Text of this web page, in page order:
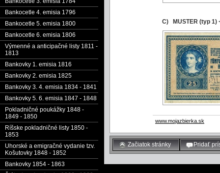
Bankocetle 4. emisia 1796
Bankocetle 5. emisia 1800
Bankocetle 6. emisia 1806
Výmenné a anticipačné listy 1811 -
1813
Bankovky 1. emisia 1816
Bankovky 2. emisia 1825
Bankovky 3. 4. emisia 1834 - 1841
Bankovky 5. 6. emisia 1847 - 1848
Pokladničné poukážky 1848 -
1849 - 1850
Ríšske pokladničné listy 1850 -
1853
Uhorské a emigračné vydanie tzv.
Košutovky 1848 - 1852
Bankovky 1854 - 1863
C) MUSTER (typ 1)
www.mojazbierka.sk
Začiatok stránky Pridať